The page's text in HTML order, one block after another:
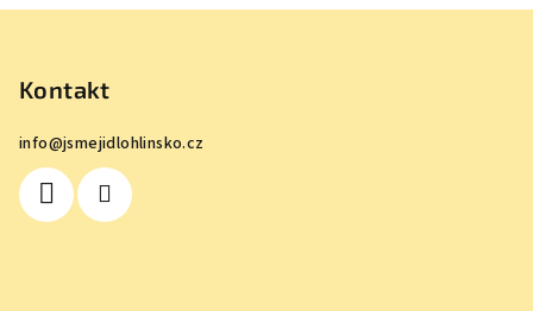
Kontakt
info@jsmejidlohlinsko.cz